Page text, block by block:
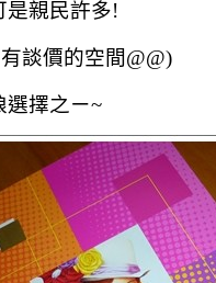
是親民許多!
談價的空間@@)
選擇之ㄧ~